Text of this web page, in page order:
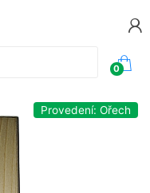
0
Provedení: Ořech